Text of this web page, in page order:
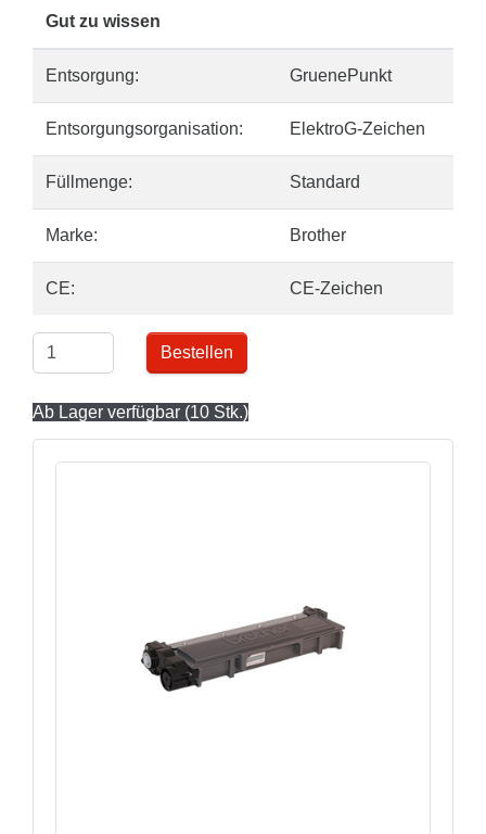
Gut zu wissen
Entsorgung: GruenePunkt
Entsorgungsorganisation: ElektroG-Zeichen
Füllmenge: Standard
Marke: Brother
CE: CE-Zeichen
Bestellen
Ab Lager verfügbar (10 Stk.)